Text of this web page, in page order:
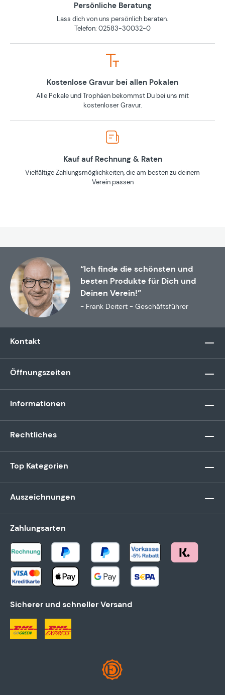
Persönliche Beratung
Lass dich von uns persönlich beraten.
Telefon: 02583-30032-0
Kostenlose Gravur bei allen Pokalen
Alle Pokale und Trophäen bekommst Du bei uns mit
kostenloser Gravur.
Kauf auf Rechnung & Raten
Vielfältige Zahlungsmöglichkeiten, die am besten zu deinem
Verein passen
“Ich finde die schönsten und
besten Produkte für Dich und
Deinen Verein!”
- Frank Deitert - Geschäftsführer
Kontakt
Öffnungszeiten
Informationen
Rechtliches
Top Kategorien
Auszeichnungen
Zahlungsarten
Sicherer und schneller Versand